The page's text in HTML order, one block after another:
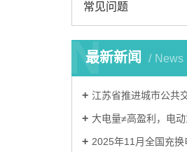
常见问题
最新新闻 News
N
江苏省推进城市公共交通
大电量≠高盈利，电动重卡
2025年11月全国充换电数据解读